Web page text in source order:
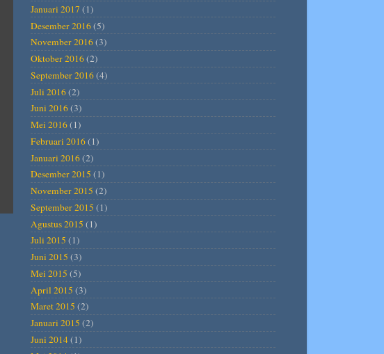
Januari 2017 (1)
Desember 2016(5)
November 2016(3)
Oktober 2016(2)
September 2016(4)
Juli 2016(2)
Juni 2016(3)
Mei 2016(1)
Februari 2016(1)
Januari 2016(2)
Desember 2015 (1)
November 2015 (2)
September 2015 (1)
Agustus 2015 (1)
Juli 2015 (1)
Juni 2015 (3)
Mei 2015 (5)
April 2015 (3)
Maret 2015 (2)
Januari 2015 (2)
Juni 2014(1)